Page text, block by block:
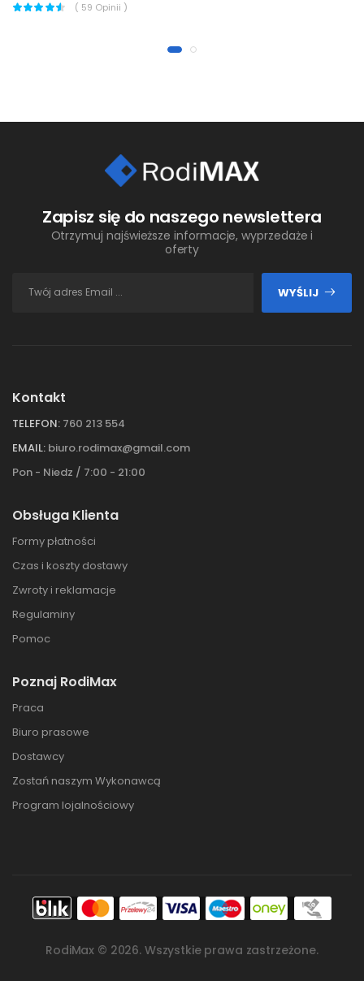
( 59 Opinii )
Zapisz się do naszego newslettera
Otrzymuj najświeższe informacje, wyprzedaże i
oferty
WYŚLIJ
Kontakt
TELEFON: 760 213 554
EMAIL: biuro.rodimax@gmail.com
Pon - Niedz / 7:00 - 21:00
Obsługa Klienta
Formy płatności
Czas i koszty dostawy
Zwroty i reklamacje
Regulaminy
Pomoc
Poznaj RodiMax
Praca
Biuro prasowe
Dostawcy
Zostań naszym Wykonawcą
Program lojalnościowy
RodiMax © 2026. Wszystkie prawa zastrzeżone.